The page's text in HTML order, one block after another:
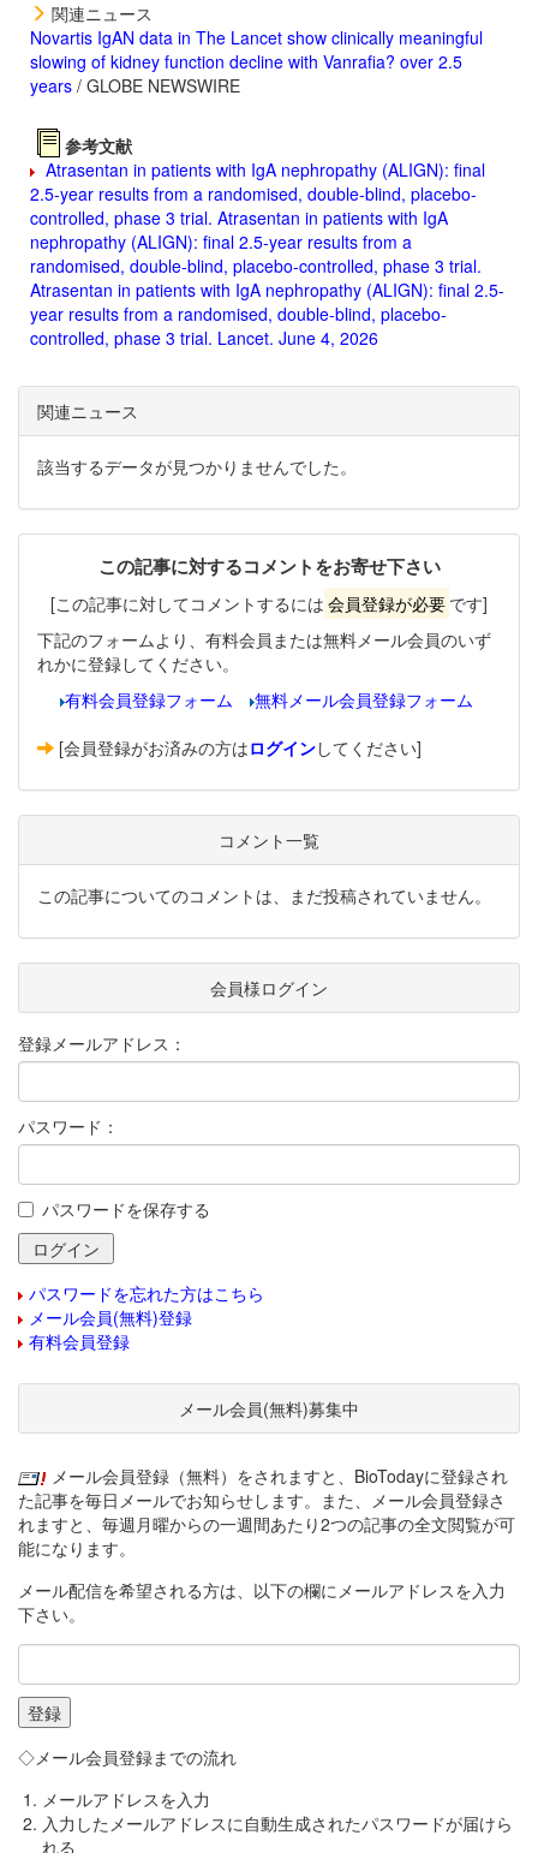
関連ニュース
Novartis IgAN data in The Lancet show clinically meaningful
slowing of kidney function decline with Vanrafia? over 2.5
years / GLOBE NEWSWIRE
参考文献
Atrasentan in patients with IgA nephropathy (ALIGN): final
2.5-year results from a randomised, double-blind, placebo-
controlled, phase 3 trial. Atrasentan in patients with IgA
nephropathy (ALIGN): final 2.5-year results from a
randomised, double-blind, placebo-controlled, phase 3 trial.
Atrasentan in patients with IgA nephropathy (ALIGN): final 2.5-
year results from a randomised, double-blind, placebo-
controlled, phase 3 trial. Lancet. June 4, 2026
関連ニュース
該当するデータが見つかりませんでした。
この記事に対するコメントをお寄せ下さい
[この記事に対してコメントするには 会員登録が必要 です]
下記のフォームより、有料会員または無料メール会員のいず
れかに登録してください。
有料会員登録フォーム
無料メール会員登録フォーム
[会員登録がお済みの方はログインしてください]
コメント一覧
この記事についてのコメントは、まだ投稿されていません。
会員様ログイン
登録メールアドレス：
パスワード：
パスワードを保存する
パスワードを忘れた方はこちら
メール会員(無料)登録
有料会員登録
メール会員(無料)募集中
メール会員登録（無料）をされますと、BioTodayに登録され
た記事を毎日メールでお知らせします。また、メール会員登録さ
れますと、毎週月曜からの一週間あたり2つの記事の全文閲覧が可
能になります。
メール配信を希望される方は、以下の欄にメールアドレスを入力
下さい。
◇メール会員登録までの流れ
メールアドレスを入力
入力したメールアドレスに自動生成されたパスワードが届けら
れる